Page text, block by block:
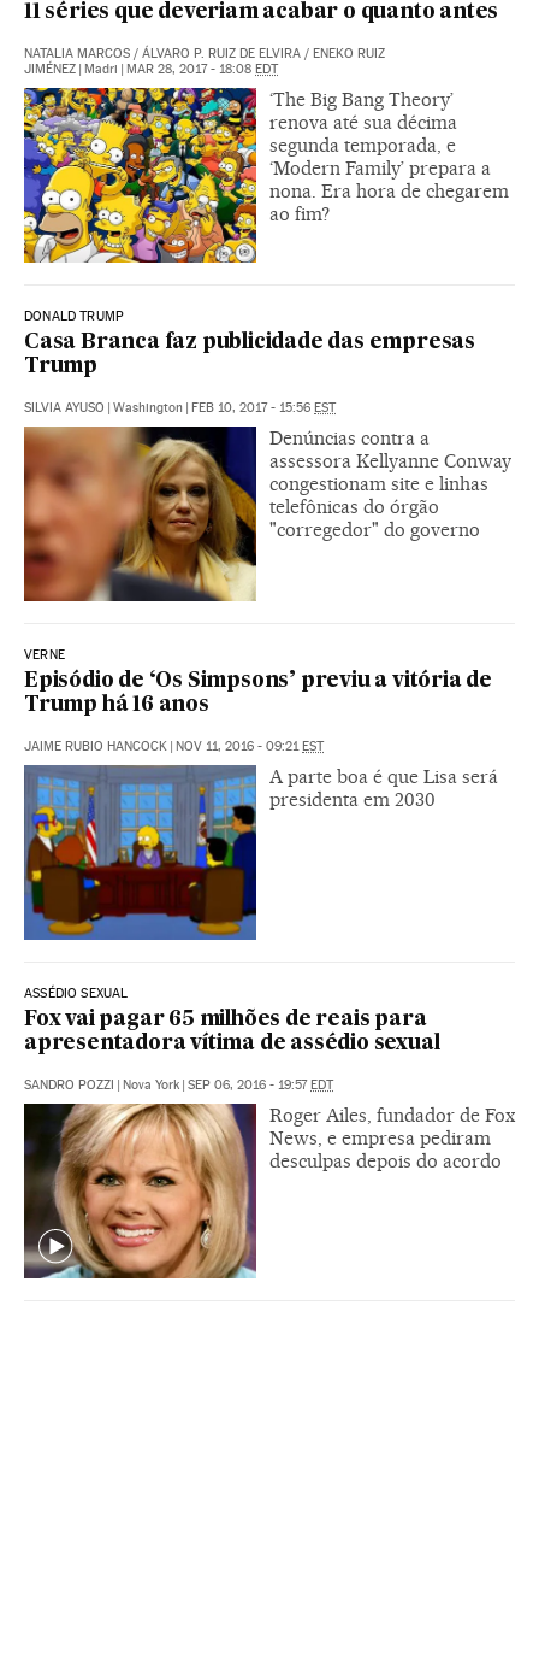
11 séries que deveriam acabar o quanto antes
NATALIA MARCOS / ÁLVARO P. RUIZ DE ELVIRA / ENEKO RUIZ
JIMÉNEZ | Madri | MAR 28, 2017 - 18:08 EDT
‘The Big Bang Theory’
renova até sua décima
segunda temporada, e
‘Modern Family’ prepara a
nona. Era hora de chegarem
ao fim?
DONALD TRUMP
Casa Branca faz publicidade das empresas
Trump
SILVIA AYUSO | Washington | FEB 10, 2017 - 15:56 EST
Denúncias contra a
assessora Kellyanne Conway
congestionam site e linhas
telefônicas do órgão
"corregedor" do governo
VERNE
Episódio de ‘Os Simpsons’ previu a vitória de
Trump há 16 anos
JAIME RUBIO HANCOCK | NOV 11, 2016 - 09:21 EST
A parte boa é que Lisa será
presidenta em 2030
ASSÉDIO SEXUAL
Fox vai pagar 65 milhões de reais para
apresentadora vítima de assédio sexual
SANDRO POZZI | Nova York | SEP 06, 2016 - 19:57EDT
Roger Ailes, fundador de Fox
News, e empresa pediram
desculpas depois do acordo